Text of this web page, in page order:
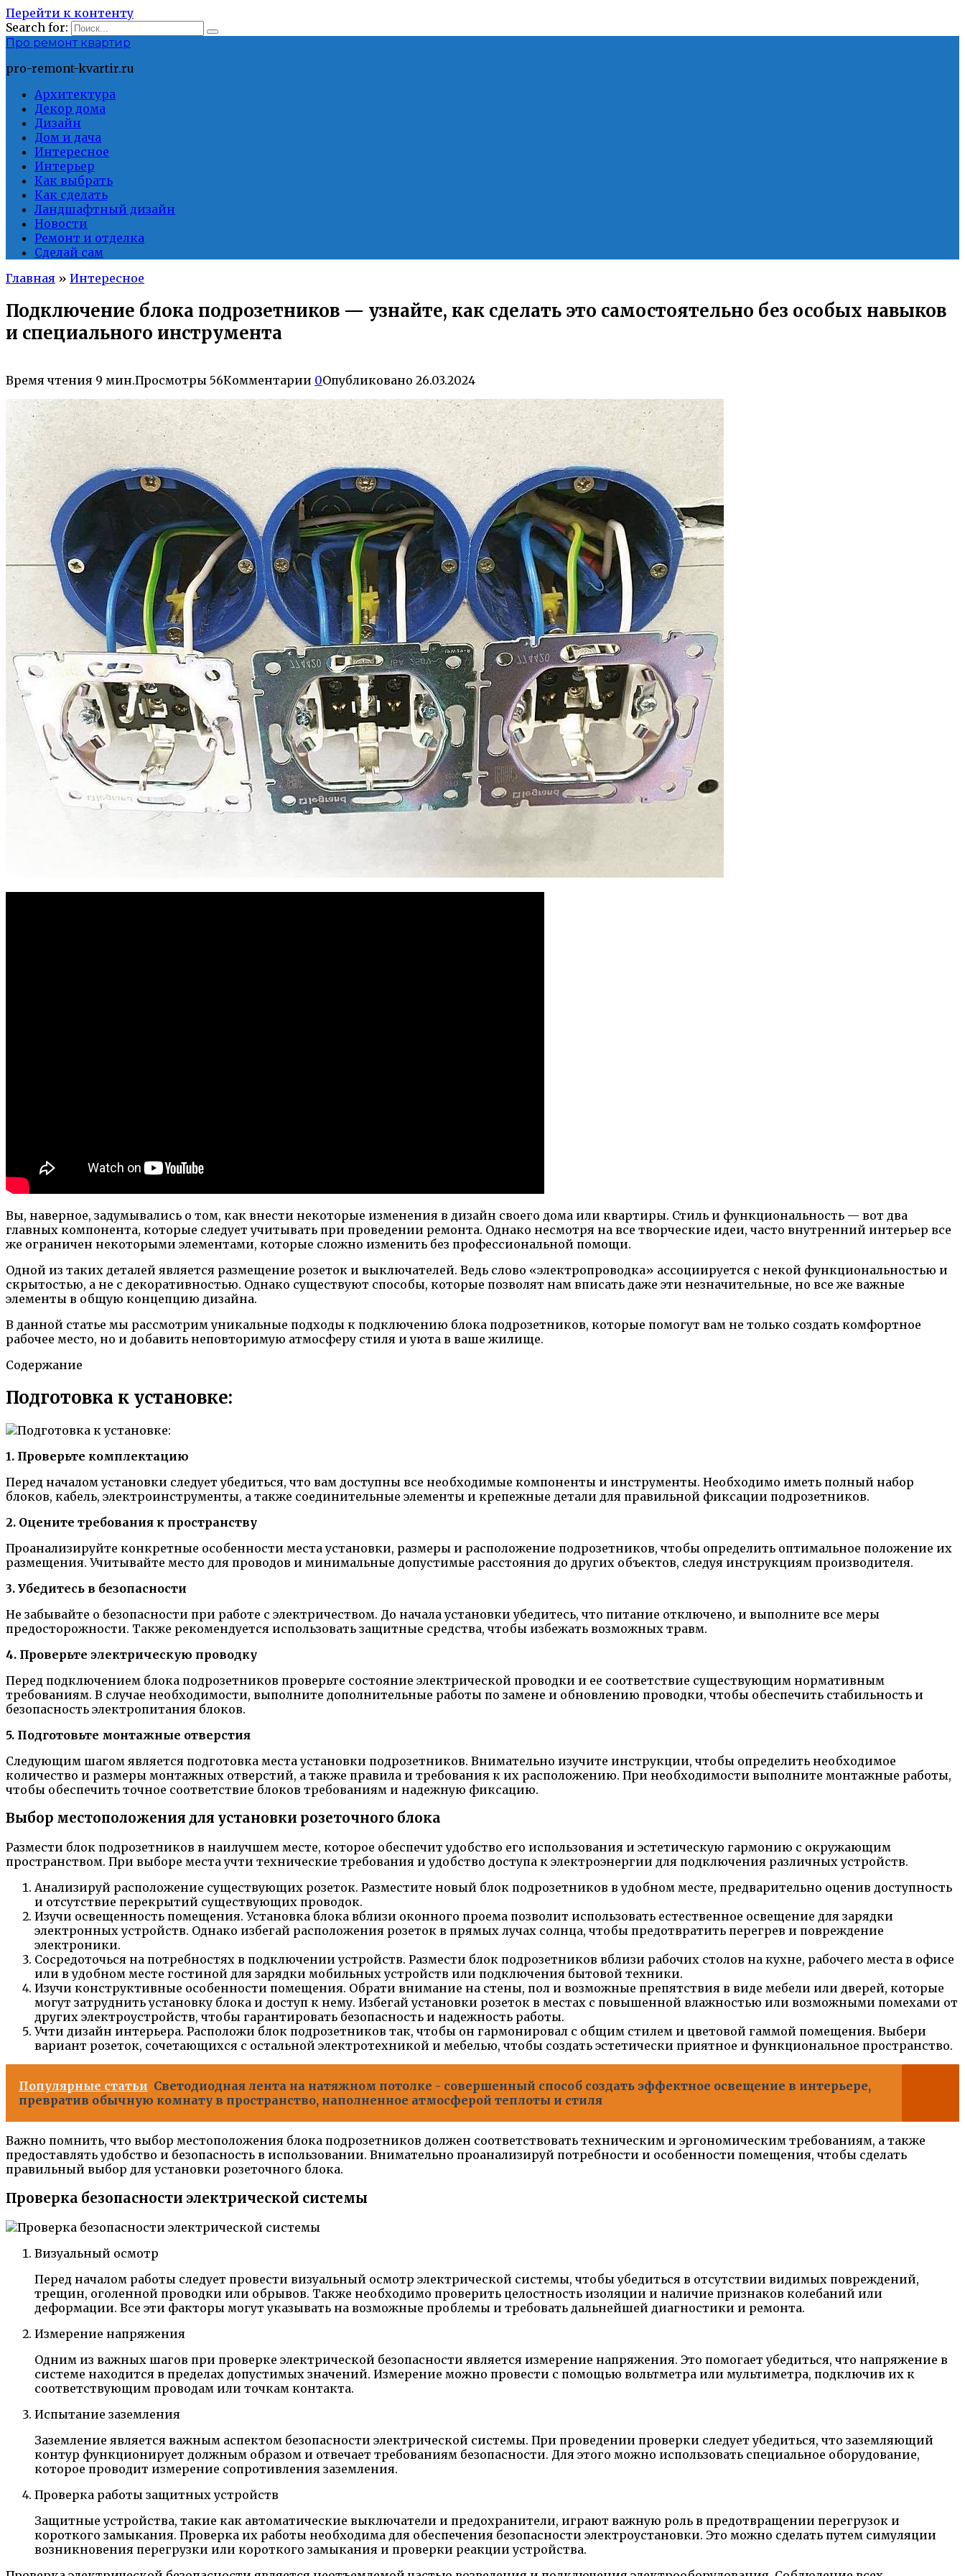
Перейти к контенту
Search for:
Про ремонт квартир
pro-remont-kvartir.ru
Архитектура
Декор дома
Дизайн
Дом и дача
Интересное
Интерьер
Как выбрать
Как сделать
Ландшафтный дизайн
Новости
Ремонт и отделка
Сделай сам
Главная » Интересное
Подключение блока подрозетников — узнайте, как сделать это самостоятельно без особых навыков
и специального инструмента
Время чтения 9 мин.Просмотры 56Комментарии 0Опубликовано 26.03.2024
Вы, наверное, задумывались о том, как внести некоторые изменения в дизайн своего дома или квартиры. Стиль и функциональность — вот два
главных компонента, которые следует учитывать при проведении ремонта. Однако несмотря на все творческие идеи, часто внутренний интерьер все
же ограничен некоторыми элементами, которые сложно изменить без профессиональной помощи.
Одной из таких деталей является размещение розеток и выключателей. Ведь слово «электропроводка» ассоциируется с некой функциональностью и
скрытостью, а не с декоративностью. Однако существуют способы, которые позволят нам вписать даже эти незначительные, но все же важные
элементы в общую концепцию дизайна.
В данной статье мы рассмотрим уникальные подходы к подключению блока подрозетников, которые помогут вам не только создать комфортное
рабочее место, но и добавить неповторимую атмосферу стиля и уюта в ваше жилище.
Содержание
Подготовка к установке:
1. Проверьте комплектацию
Перед началом установки следует убедиться, что вам доступны все необходимые компоненты и инструменты. Необходимо иметь полный набор
блоков, кабель, электроинструменты, а также соединительные элементы и крепежные детали для правильной фиксации подрозетников.
2. Оцените требования к пространству
Проанализируйте конкретные особенности места установки, размеры и расположение подрозетников, чтобы определить оптимальное положение их
размещения. Учитывайте место для проводов и минимальные допустимые расстояния до других объектов, следуя инструкциям производителя.
3. Убедитесь в безопасности
Не забывайте о безопасности при работе с электричеством. До начала установки убедитесь, что питание отключено, и выполните все меры
предосторожности. Также рекомендуется использовать защитные средства, чтобы избежать возможных травм.
4. Проверьте электрическую проводку
Перед подключением блока подрозетников проверьте состояние электрической проводки и ее соответствие существующим нормативным
требованиям. В случае необходимости, выполните дополнительные работы по замене и обновлению проводки, чтобы обеспечить стабильность и
безопасность электропитания блоков.
5. Подготовьте монтажные отверстия
Следующим шагом является подготовка места установки подрозетников. Внимательно изучите инструкции, чтобы определить необходимое
количество и размеры монтажных отверстий, а также правила и требования к их расположению. При необходимости выполните монтажные работы,
чтобы обеспечить точное соответствие блоков требованиям и надежную фиксацию.
Выбор местоположения для установки розеточного блока
Размести блок подрозетников в наилучшем месте, которое обеспечит удобство его использования и эстетическую гармонию с окружающим
пространством. При выборе места учти технические требования и удобство доступа к электроэнергии для подключения различных устройств.
Анализируй расположение существующих розеток. Разместите новый блок подрозетников в удобном месте, предварительно оценив доступность
и отсутствие перекрытий существующих проводок.
Изучи освещенность помещения. Установка блока вблизи оконного проема позволит использовать естественное освещение для зарядки
электронных устройств. Однако избегай расположения розеток в прямых лучах солнца, чтобы предотвратить перегрев и повреждение
электроники.
Сосредоточься на потребностях в подключении устройств. Размести блок подрозетников вблизи рабочих столов на кухне, рабочего места в офисе
или в удобном месте гостиной для зарядки мобильных устройств или подключения бытовой техники.
Изучи конструктивные особенности помещения. Обрати внимание на стены, пол и возможные препятствия в виде мебели или дверей, которые
могут затруднить установку блока и доступ к нему. Избегай установки розеток в местах с повышенной влажностью или возможными помехами от
других электроустройств, чтобы гарантировать безопасность и надежность работы.
Учти дизайн интерьера. Расположи блок подрозетников так, чтобы он гармонировал с общим стилем и цветовой гаммой помещения. Выбери
вариант розеток, сочетающихся с остальной электротехникой и мебелью, чтобы создать эстетически приятное и функциональное пространство.
Популярные статьи Светодиодная лента на натяжном потолке - совершенный способ создать эффектное освещение в интерьере,
превратив обычную комнату в пространство, наполненное атмосферой теплоты и стиля
Важно помнить, что выбор местоположения блока подрозетников должен соответствовать техническим и эргономическим требованиям, а также
предоставлять удобство и безопасность в использовании. Внимательно проанализируй потребности и особенности помещения, чтобы сделать
правильный выбор для установки розеточного блока.
Проверка безопасности электрической системы
Визуальный осмотр
Перед началом работы следует провести визуальный осмотр электрической системы, чтобы убедиться в отсутствии видимых повреждений,
трещин, оголенной проводки или обрывов. Также необходимо проверить целостность изоляции и наличие признаков колебаний или
деформации. Все эти факторы могут указывать на возможные проблемы и требовать дальнейшей диагностики и ремонта.
Измерение напряжения
Одним из важных шагов при проверке электрической безопасности является измерение напряжения. Это помогает убедиться, что напряжение в
системе находится в пределах допустимых значений. Измерение можно провести с помощью вольтметра или мультиметра, подключив их к
соответствующим проводам или точкам контакта.
Испытание заземления
Заземление является важным аспектом безопасности электрической системы. При проведении проверки следует убедиться, что заземляющий
контур функционирует должным образом и отвечает требованиям безопасности. Для этого можно использовать специальное оборудование,
которое проводит измерение сопротивления заземления.
Проверка работы защитных устройств
Защитные устройства, такие как автоматические выключатели и предохранители, играют важную роль в предотвращении перегрузок и
короткого замыкания. Проверка их работы необходима для обеспечения безопасности электроустановки. Это можно сделать путем симуляции
возникновения перегрузки или короткого замыкания и проверки реакции устройства.